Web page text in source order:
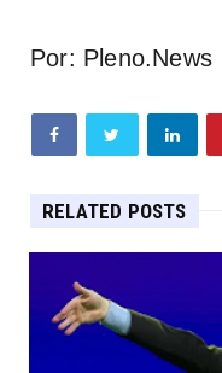
Por: Pleno.News
RELATED POSTS